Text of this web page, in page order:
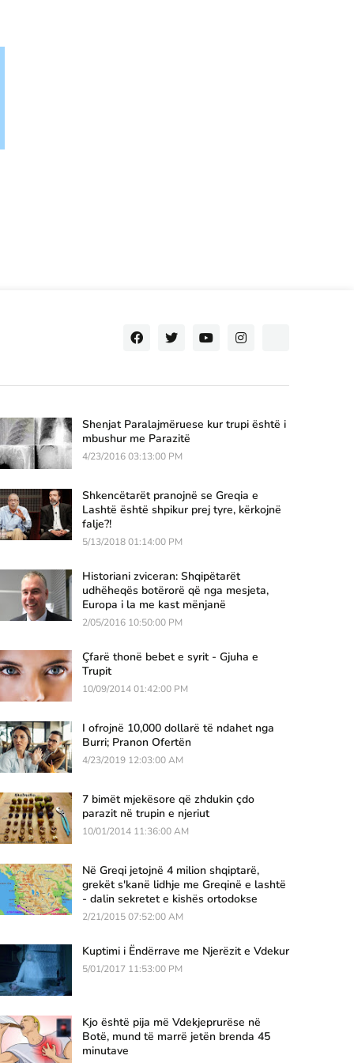
Shenjat Paralajmëruese kur trupi është i
mbushur me Parazitë
4/23/2016 03:13:00 PM
Shkencëtarët pranojnë se Greqia e
Lashtë është shpikur prej tyre, kërkojnë
falje?!
5/13/2018 01:14:00 PM
Historiani zviceran: Shqipëtarët
udhëheqës botërorë që nga mesjeta,
Europa i la me kast mënjanë
2/05/2016 10:50:00 PM
Çfarë thonë bebet e syrit - Gjuha e
Trupit
10/09/2014 01:42:00 PM
I ofrojnë 10,000 dollarë të ndahet nga
Burri; Pranon Ofertën
4/23/2019 12:03:00 AM
7 bimët mjekësore që zhdukin çdo
parazit në trupin e njeriut
10/01/2014 11:36:00 AM
Në Greqi jetojnë 4 milion shqiptarë,
grekët s'kanë lidhje me Greqinë e lashtë
- dalin sekretet e kishës ortodokse
2/21/2015 07:52:00 AM
Kuptimi i Ëndërrave me Njerëzit e Vdekur
5/01/2017 11:53:00 PM
Kjo është pija më Vdekjeprurëse në
Botë, mund të marrë jetën brenda 45
minutave